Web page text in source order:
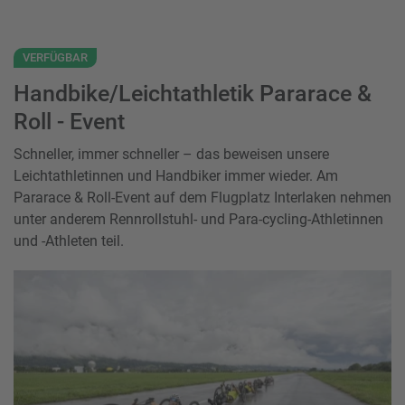
VERFÜGBAR
Handbike/Leichtathletik Pararace &
Roll - Event
Schneller, immer schneller – das beweisen unsere
Leichtathletinnen und Handbiker immer wieder. Am
Pararace & Roll-Event auf dem Flugplatz Interlaken nehmen
unter anderem Rennrollstuhl- und Para-cycling-Athletinnen
und -Athleten teil.